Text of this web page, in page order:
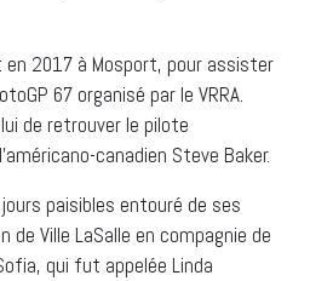
2017 à Mosport, pour assister
67 organisé par le VRRA.
de retrouver le pilote
canadien Steve Baker.
paisibles entouré de ses
de Ville LaSalle en compagnie de
qui fut appelée Linda